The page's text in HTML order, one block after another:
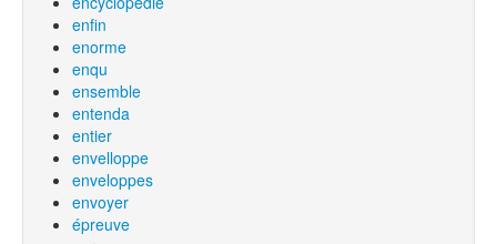
enfin
enorme
enqu
ensemble
entenda
entier
envelloppe
enveloppes
envoyer
épreuve